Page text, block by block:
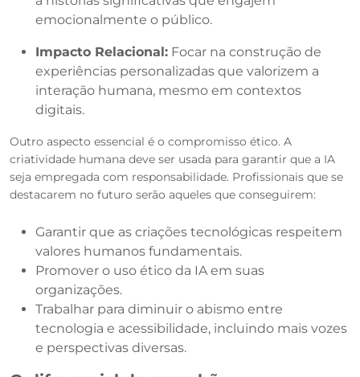
emocionalmente o público.
Impacto Relacional: Focar na construção de
experiências personalizadas que valorizem a
interação humana, mesmo em contextos
digitais.
Outro aspecto essencial é o compromisso ético. A
criatividade humana deve ser usada para garantir que a IA
seja empregada com responsabilidade. Profissionais que se
destacarem no futuro serão aqueles que conseguirem:
Garantir que as criações tecnológicas respeitem
valores humanos fundamentais.
Promover o uso ético da IA em suas
organizações.
Trabalhar para diminuir o abismo entre
tecnologia e acessibilidade, incluindo mais vozes
e perspectivas diversas.